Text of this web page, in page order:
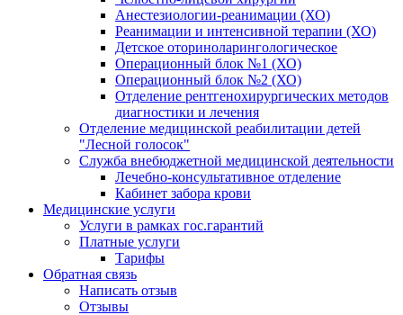
Анестезиологии-реанимации (ХО)
Реанимации и интенсивной терапии (ХО)
Детское оториноларингологическое
Операционный блок №1 (ХО)
Операционный блок №2 (ХО)
Отделение рентгенохирургических методов
диагностики и лечения
Отделение медицинской реабилитации детей
"Лесной голосок"
Служба внебюджетной медицинской деятельности
Лечебно-консультативное отделение
Кабинет забора крови
Медицинские услуги
Услуги в рамках гос.гарантий
Платные услуги
Тарифы
Обратная связь
Написать отзыв
Отзывы